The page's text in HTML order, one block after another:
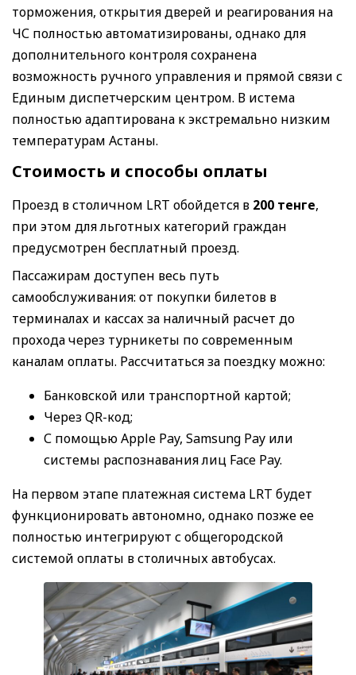
торможения, открытия дверей и реагирования на
ЧС полностью автоматизированы, однако для
дополнительного контроля сохранена
возможность ручного управления и прямой связи с
Единым диспетчерским центром. В истема
полностью адаптирована к экстремально низким
температурам Астаны.
Стоимость и способы оплаты
Проезд в столичном LRT обойдется в 200 тенге,
при этом для льготных категорий граждан
предусмотрен бесплатный проезд.
Пассажирам доступен весь путь
самообслуживания: от покупки билетов в
терминалах и кассах за наличный расчет до
прохода через турникеты по современным
каналам оплаты. Рассчитаться за поездку можно:
Банковской или транспортной картой;
Через QR-код;
С помощью Apple Pay, Samsung Pay или
системы распознавания лиц Face Pay.
На первом этапе платежная система LRT будет
функционировать автономно, однако позже ее
полностью интегрируют с общегородской
системой оплаты в столичных автобусах.